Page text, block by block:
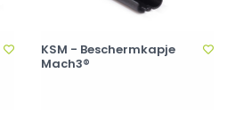
KSM - Beschermkapje
Mach3®